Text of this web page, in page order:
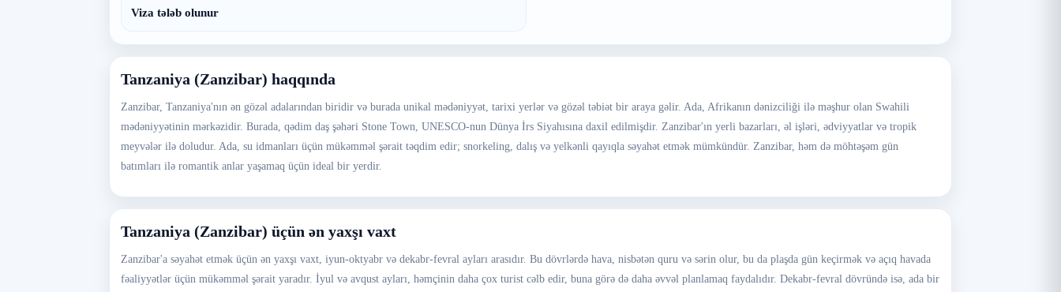
Viza tələb olunur
Tanzaniya (Zanzibar) haqqında
Zanzibar, Tanzaniya'nın ən gözəl adalarından biridir və burada unikal mədəniyyət, tarixi yerlər və gözəl təbiət bir araya gəlir. Ada, Afrikanın dənizciliği ilə məşhur olan Swahili
mədəniyyətinin mərkəzidir. Burada, qədim daş şəhəri Stone Town, UNESCO-nun Dünya İrs Siyahısına daxil edilmişdir. Zanzibar'ın yerli bazarları, əl işləri, ədviyyatlar və tropik
meyvələr ilə doludur. Ada, su idmanları üçün mükəmməl şərait təqdim edir; snorkeling, dalış və yelkənli qayıqla səyahət etmək mümkündür. Zanzibar, həm də möhtəşəm gün
batımları ilə romantik anlar yaşamaq üçün ideal bir yerdir.
Tanzaniya (Zanzibar) üçün ən yaxşı vaxt
Zanzibar'a səyahət etmək üçün ən yaxşı vaxt, iyun-oktyabr və dekabr-fevral ayları arasıdır. Bu dövrlərdə hava, nisbətən quru və sərin olur, bu da plaşda gün keçirmək və açıq havada
fəaliyyətlər üçün mükəmməl şərait yaradır. İyul və avqust ayları, həmçinin daha çox turist cəlb edir, buna görə də daha əvvəl planlamaq faydalıdır. Dekabr-fevral dövründə isə, ada bir